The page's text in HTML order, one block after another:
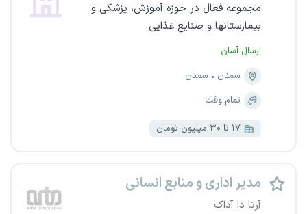
مجموعه فعال در حوزه آموزش، پزشکی و
بیمارستانها و صنایع غذایی
ارسال آسان
سمنان
سمنان
تمام وقت
۱۷ تا ۳۰ میلیون تومان
مدیر اداری و منابع انسانی
آرتا دا آداک